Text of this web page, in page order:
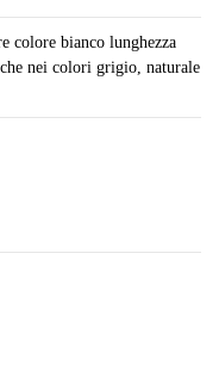
colore bianco lunghezza
nei colori grigio, naturale